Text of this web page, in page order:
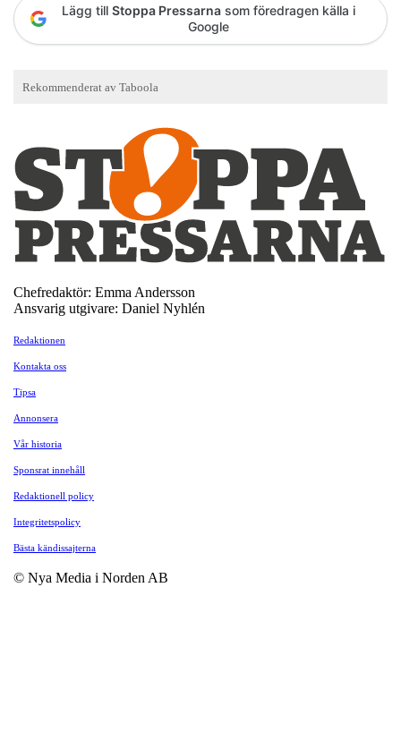
Lägg till Stoppa Pressarna som föredragen källa i
Google
Chefredaktör: Emma Andersson
Ansvarig utgivare: Daniel Nyhlén
Redaktionen
Kontakta oss
Tipsa
Annonsera
Vår historia
Sponsrat innehåll
Redaktionell policy
Integritetspolicy
Bästa kändissajterna
© Nya Media i Norden AB